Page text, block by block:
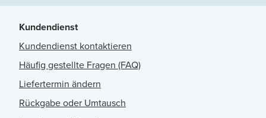
Kundendienst
Kundendienst kontaktieren
Häufig gestellte Fragen (FAQ)
Liefertermin ändern
Rückgabe oder Umtausch